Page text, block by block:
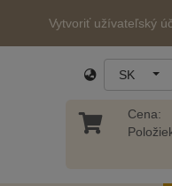
Vytvoriť užívateľský
SK
Cena: